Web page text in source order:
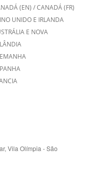
UNIDO E IRLANDA
E NOVA
cursos de